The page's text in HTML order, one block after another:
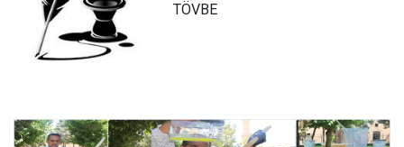
TÖVBE